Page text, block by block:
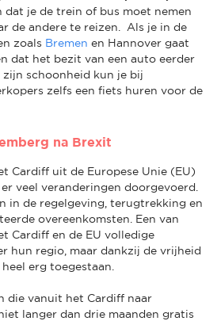
dat je de trein of bus moet nemen
de andere te reizen. Als je in de
zoals Bremen en Hannover gaat
dat het bezit van een auto eerder
schoonheid kun je bij
zelfs een fiets huren voor de
na Brexit
Cardiff uit de Europese Unie (EU)
veel veranderingen doorgevoerd.
in de regelgeving, terugtrekking en
overeenkomsten. Een van
Cardiff en de EU volledige
hun regio, maar dankzij de vrijheid
erg toegestaan.
die vanuit het Cardiff naar
langer dan drie maanden gratis